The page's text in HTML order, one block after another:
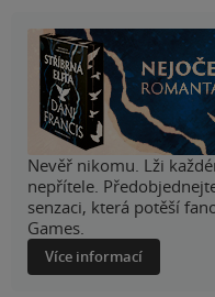
Nevěř nikomu. Lži
nepřítele.
senzaci, která potěší
Games.
Více informací